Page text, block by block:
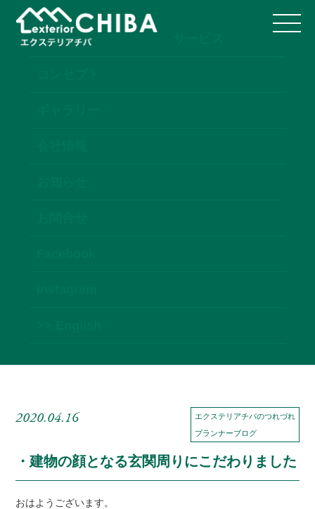
2020.04.16
エクステリアチバのつれづれ
プランナーブログ
・建物の顔となる玄関周りにこだわりました
おはようございます。